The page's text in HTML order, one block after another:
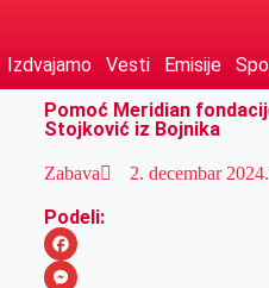
Izdvajamo Vesti Emisije
Pomoć Meridian
Stojković iz Bojnika
Zabava 2. decembar 2024.
Podeli:
F